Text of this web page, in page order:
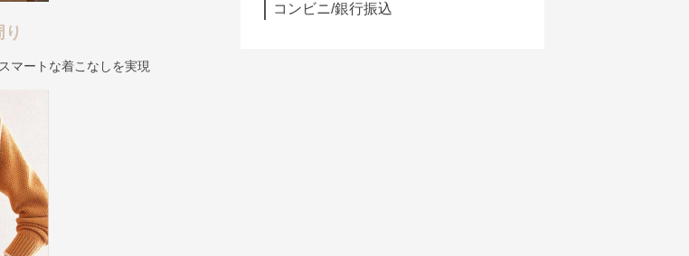
マートな着こなしを実現
コンビニ/銀行振込